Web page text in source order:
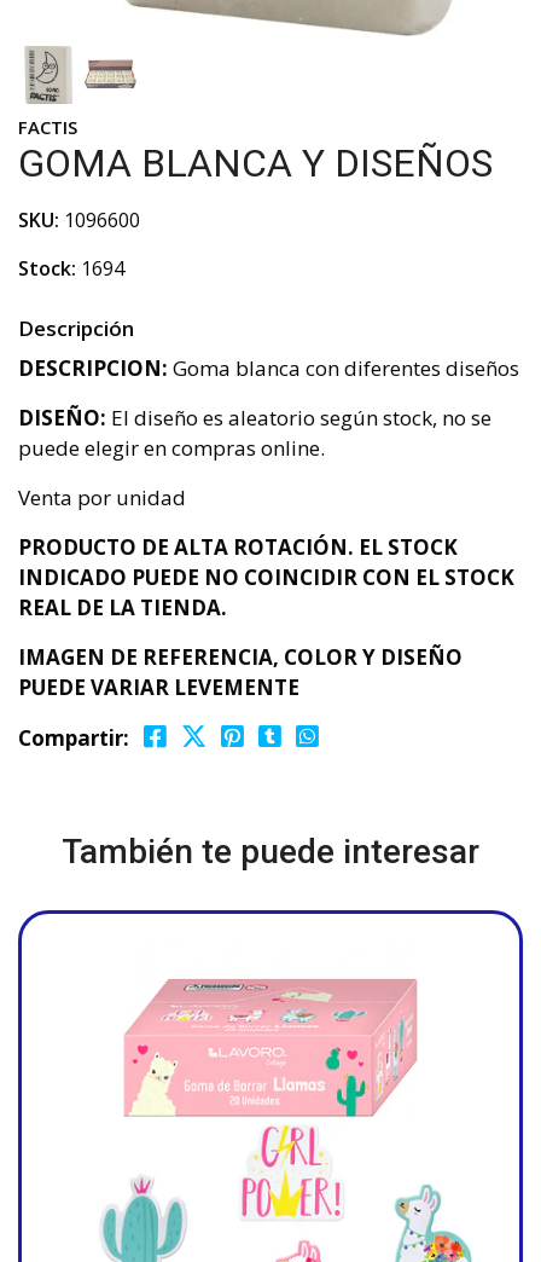
FACTIS
GOMA BLANCA Y DISEÑOS
SKU: 1096600
Stock: 1694
Descripción
DESCRIPCION: Goma blanca con diferentes diseños
DISEÑO: El diseño es aleatorio según stock, no se
puede elegir en compras online.
Venta por unidad
PRODUCTO DE ALTA ROTACIÓN. EL STOCK
INDICADO PUEDE NO COINCIDIR CON EL STOCK
REAL DE LA TIENDA.
IMAGEN DE REFERENCIA, COLOR Y DISEÑO
PUEDE VARIAR LEVEMENTE
Compartir:
También te puede interesar